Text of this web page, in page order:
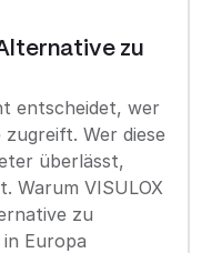
zu
entscheidet, wer
Wer diese
überlässt,
Warum VISULOX
zu
Europa